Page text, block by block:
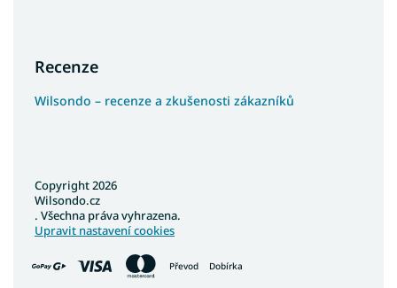
Recenze
Wilsondo – recenze a zkušenosti zákazníků
Převod Dobírka
Copyright 2026
Wilsondo.cz
. Všechna práva vyhrazena.
Upravit nastavení cookies